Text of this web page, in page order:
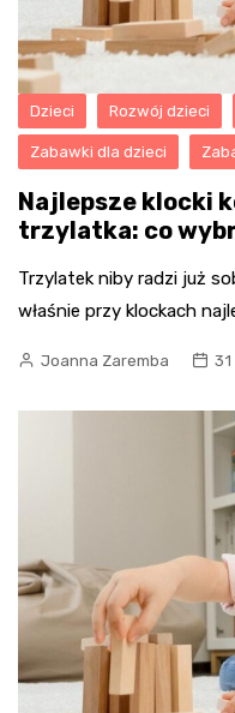
Dzieci Rozwój dzieci
Zabawki dla dzieci
Najlepsze klocki
trzylatka: co
Trzylatek niby radzi już
właśnie przy klockach
Joanna Zaremba